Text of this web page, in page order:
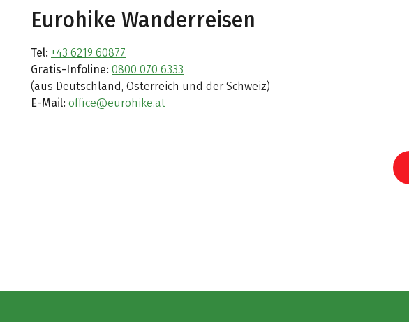
Eurohike Wanderreisen
Tel: +43 6219 60877
Gratis-Infoline: 0800 070 6333
(aus Deutschland, Österreich und der Schweiz)
E-Mail: office@eurohike.at